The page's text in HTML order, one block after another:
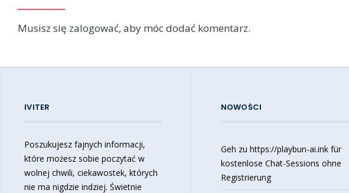
Musisz się zalogować, aby móc dodać komentarz.
IVITER
Poszukujesz fajnych informacji,
które możesz sobie poczytać w
wolnej chwili, ciekawostek, których
nie ma nigdzie indziej. Świetnie
NOWOŚCI
Geh zu https://playbun-ai.ink für
kostenlose Chat-Sessions ohne
Registrierung